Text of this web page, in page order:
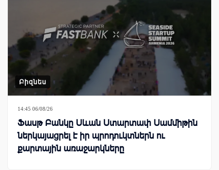
Բիզնես
14:45 06/08/26
Ֆասթ Բանկը Սևան Ստարտափ Սամմիթին
ներկայացրել է իր պրոդուկտներն ու
քարտային առաջարկները